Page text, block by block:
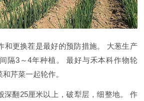
更换茬是最好的预防措施。 大葱生产
隔3～4年种植。 最好与禾本科作物轮
芹菜一起轮作。
翻25厘米以上，破犁层，细整地。 作